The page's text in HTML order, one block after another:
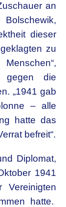
an
dieser
zu
gegen die
„1941 gab
– alle
hatte das
befreit“.
Diplomat,
1941
hatte.